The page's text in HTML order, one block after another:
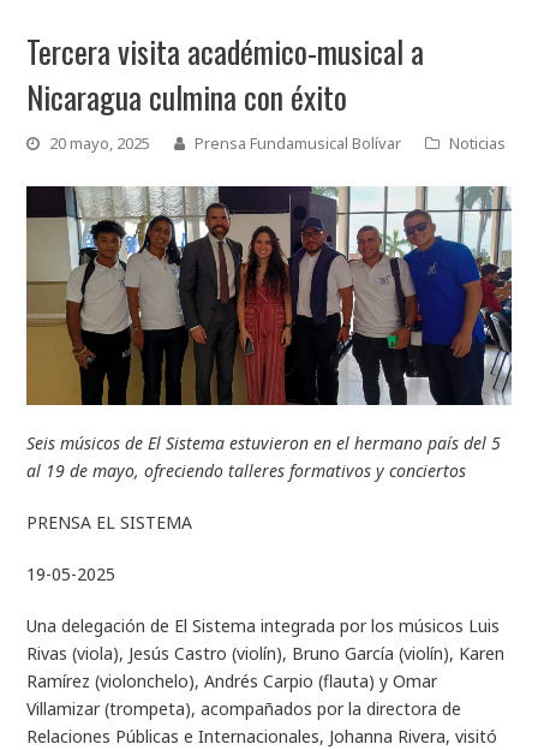
Tercera visita académico-musical a
Nicaragua culmina con éxito
20 mayo, 2025 Prensa Fundamusical Bolívar Noticias
Seis músicos de El Sistema estuvieron en el hermano país del 5
al 19 de mayo, ofreciendo talleres formativos y conciertos
PRENSA EL SISTEMA
19-05-2025
Una delegación de El Sistema integrada por los músicos Luis
Rivas (viola), Jesús Castro (violín), Bruno García (violín), Karen
Ramírez (violonchelo), Andrés Carpio (flauta) y Omar
Villamizar (trompeta), acompañados por la directora de
Relaciones Públicas e Internacionales, Johanna Rivera, visitó